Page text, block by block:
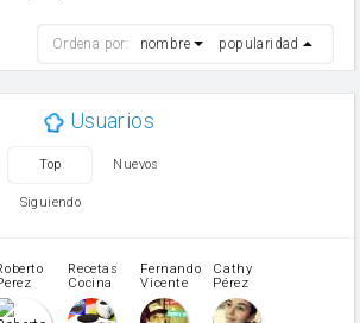
levadura
Ordena por: nombre popularidad
Usuarios
Top Nuevos
Siguiendo
Recetas
Cocina
Fernando
Vicente
Cathy
Pérez